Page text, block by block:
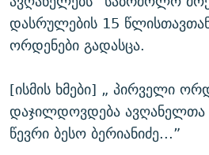
დასრულების 15
ორდენები გადასცა.
[ისმის ხმები] „ პირველი
დაჯილდოვდება ავღანელთა
წევრი ბესო ბერიანიძე...”